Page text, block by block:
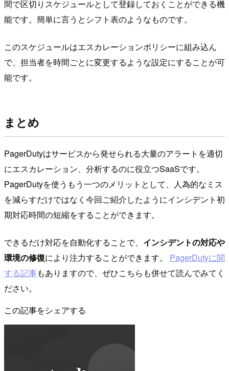
間で区切りスケジュールとして登録しておくことができる機
能です。簡単に言うとシフト表のようなものです。
このスケジュールはエスカレーションポリシーに組み込ん
で、担当者を時間ごとに変更するような設定にすることが可
能です。
まとめ
PagerDutyはサービスから発せられる大量のアラートを適切
にエスカレーション、分析するのに役立つSaaSです。
PagerDutyを使うもう一つのメリットとして、人為的なミス
を減らすだけではなく今回ご紹介したようにインシデント初
期対応時間の短縮をすることができます。
できるだけ対応を自動化することで、 インシデントの対応や
環境の修復により注力することができます。 PagerDutyに関
する記事もありますので、ぜひこちらも併せて読んでみてく
ださい。
この記事をシェアする